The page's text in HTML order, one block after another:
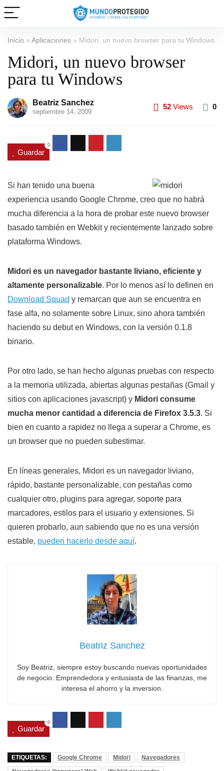
Inicio » Aplicaciones » Midori, un nuevo browser para tu Windows
Midori, un nuevo browser
para tu Windows
Beatriz Sanchez
septiembre 14, 2009
52 Views 0
Guardar
0
Si han tenido una buena
experiencia usando Google Chrome, creo que no habrá
mucha diferencia a la hora de probar este nuevo browser
basado también en Webkit y recientemente lanzado sobre
plataforma Windows.
Midori es un navegador bastante liviano, eficiente y
altamente personalizable. Por lo menos así lo definen en
Download Squad y remarcan que aun se encuentra en
fase alfa, no solamente sobre Linux, sino ahora también
haciendo su debut en Windows, con la versión 0.1.8
binario.
Por otro lado, se han hecho algunas pruebas con respecto
a la memoria utilizada, abiertas algunas pestañas (Gmail y
sitios con aplicaciones javascript) y Midori consume
mucha menor cantidad a diferencia de Firefox 3.5.3. Si
bien en cuanto a rapidez no llega a superar a Chrome, es
un browser que no pueden subestimar.
En líneas generales, Midori es un navegador liviano,
rápido, bastante personalizable, con pestañas como
cualquier otro, plugins para agregar, soporte para
marcadores, estilos para el usuario y extensiones. Si
quieren probarlo, aun sabiendo que no es una versión
estable, pueden hacerlo desde aquí.
Beatriz Sanchez
Soy Beatriz, siempre estoy buscando nuevas oportunidades
de negocio. Emprendedora y entusiasta de las finanzas, me
interesa el ahorro y la inversion.
Guardar
0
ETIQUETAS: Google Chrome Midori
Navegadores